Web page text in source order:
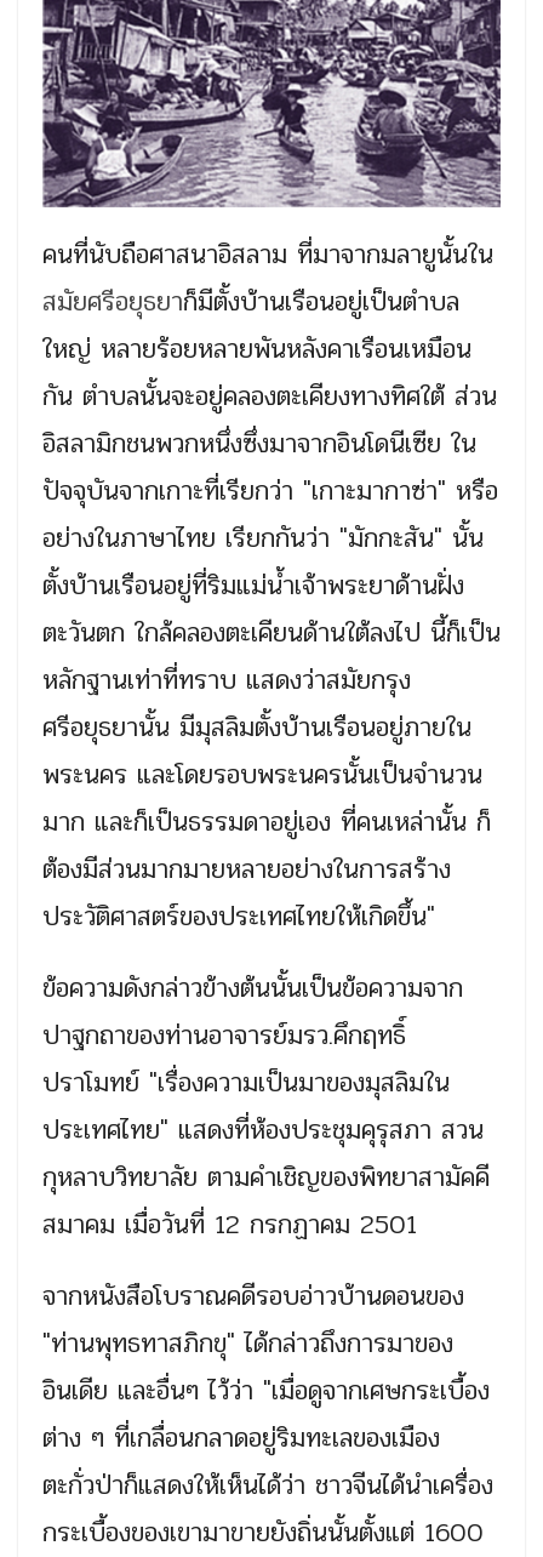
คนที่นับถือศาสนาอิสลาม ที่มาจากมลายูนั้นใน
สมัยศรีอยุธยาก็มีตั้งบ้านเรือนอยู่เป็นตำบล
ใหญ่ หลายร้อยหลายพันหลังคาเรือนเหมือน
กัน ตำบลนั้นจะอยู่คลองตะเคียงทางทิศใต้ ส่วน
อิสลามิกชนพวกหนึ่งซึ่งมาจากอินโดนีเซีย ใน
ปัจจุบันจากเกาะที่เรียกว่า "เกาะมากาซ่า" หรือ
อย่างในภาษาไทย เรียกกันว่า "มักกะสัน" นั้น
ตั้งบ้านเรือนอยู่ที่ริมแม่น้ำเจ้าพระยาด้านฝั่ง
ตะวันตก ใกล้คลองตะเคียนด้านใต้ลงไป นี้ก็เป็น
หลักฐานเท่าที่ทราบ แสดงว่าสมัยกรุง
ศรีอยุธยานั้น มีมุสลิมตั้งบ้านเรือนอยู่ภายใน
พระนคร และโดยรอบพระนครนั้นเป็นจำนวน
มาก และก็เป็นธรรมดาอยู่เอง ที่คนเหล่านั้น ก็
ต้องมีส่วนมากมายหลายอย่างในการสร้าง
ประวัติศาสตร์ของประเทศไทยให้เกิดขึ้น"
ข้อความดังกล่าวข้างต้นนั้นเป็นข้อความจาก
ปาฐกถาของท่านอาจารย์มรว.คึกฤทธิ์
ปราโมทย์ "เรื่องความเป็นมาของมุสลิมใน
ประเทศไทย" แสดงที่ห้องประชุมคุรุสภา สวน
กุหลาบวิทยาลัย ตามคำเชิญของพิทยาสามัคคี
สมาคม เมื่อวันที่ 12 กรกฏาคม 2501
จากหนังสือโบราณคดีรอบอ่าวบ้านดอนของ
"ท่านพุทธทาสภิกขุ" ได้กล่าวถึงการมาของ
อินเดีย และอื่นๆ ไว้ว่า "เมื่อดูจากเศษกระเบื้อง
ต่าง ๆ ที่เกลื่อนกลาดอยู่ริมทะเลของเมือง
ตะกั่วป่าก็แสดงให้เห็นได้ว่า ชาวจีนได้นำเครื่อง
กระเบื้องของเขามาขายยังถิ่นนั้นตั้งแต่ 1600